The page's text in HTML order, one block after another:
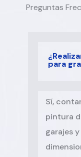
Preguntas
para
Sí,
pintura
garajes